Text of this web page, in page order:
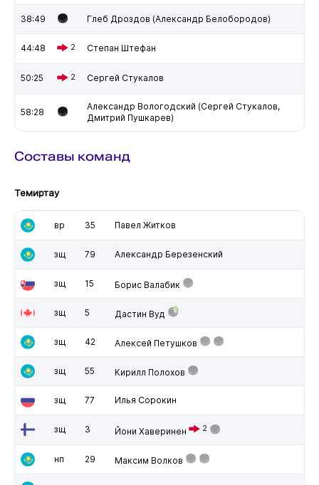
38:49 Глеб Дроздов (Александр Белобородов)
44:48 2 Степан Штефан
50:25 2 Сергей Стукалов
58:28
Александр Вологодский (Сергей Стукалов,
Дмитрий Пушкарев)
Составы команд
Темиртау
вр 35 Павел Житков
зщ 79 Александр Березенский
зщ 15 Борис Валабик
зщ 5 Дастин Вуд
зщ 42 Алексей Петушков
зщ 55 Кирилл Полохов
зщ 77 Илья Сорокин
зщ 3 Йони Хаверинен 2
нп 29 Максим Волков